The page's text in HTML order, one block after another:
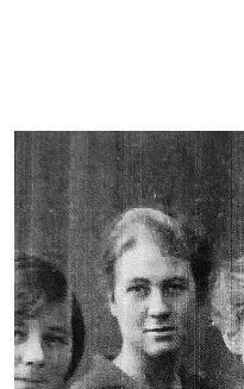
Imagen de portada